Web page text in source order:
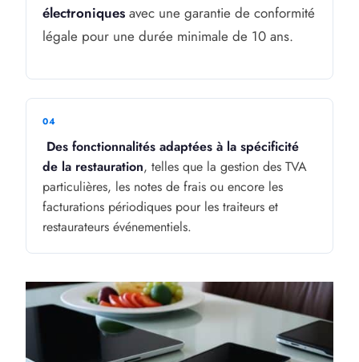
électroniques avec une garantie de conformité
légale pour une durée minimale de 10 ans.
Des fonctionnalités adaptées à la spécificité
de la restauration, telles que la gestion des TVA
particulières, les notes de frais ou encore les
facturations périodiques pour les traiteurs et
restaurateurs événementiels.